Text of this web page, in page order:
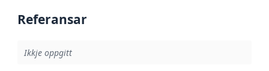
Referansar
Ikkje oppgitt